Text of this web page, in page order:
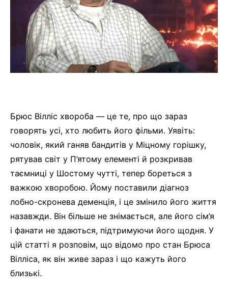
Брюс Вілліс хвороба — це те, про що зараз
говорять усі, хто любить його фільми. Уявіть:
чоловік, який ганяв бандитів у Міцному горішку,
рятував світ у П’ятому елементі й розкривав
таємниці у Шостому чутті, тепер бореться з
важкою хворобою. Йому поставили діагноз
лобно-скронева деменція, і це змінило його життя
назавжди. Він більше не знімається, але його сім’я
і фанати не здаються, підтримуючи його щодня. У
цій статті я розповім, що відомо про стан Брюса
Вілліса, як він живе зараз і що кажуть його
близькі.